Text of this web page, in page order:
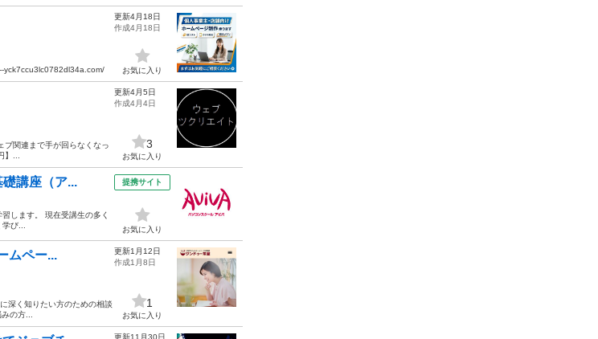
yck7ccu3lc0782dl34a.com/
更新4月18日
作成4月18日
お気に入り
ブ関連まで手が回らなくなっ
...
更新4月5日
作成4月4日
3
お気に入り
講座（ア...
します。 現在受講生の多く
び...
提携サイト
お気に入り
ムペー...
深く知りたい方のための相談
の方...
更新1月12日
作成1月8日
1
お気に入り
更新11月30日